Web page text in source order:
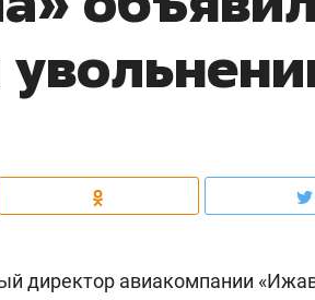
директор авиакомпании